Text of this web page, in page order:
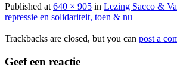
Published at 640 × 905 in Lezing Sacco &
repressie en solidariteit, toen & nu
Trackbacks are closed, but you can post a
Geef een reactie